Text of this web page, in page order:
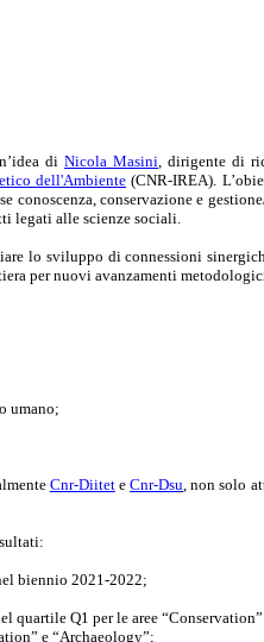
di Nicola Masini , dirigente di
dell'Ambiente (CNR-IREA).
conoscenza, conservazione e
legati alle scienze sociali.
lo sviluppo di connessioni
per nuovi avanzamenti
umano;
Cnr-DiiteteCnr-Dsu , non solo
biennio 2021-2022;
quartile Q1 per le aree
e “Archaeology”;